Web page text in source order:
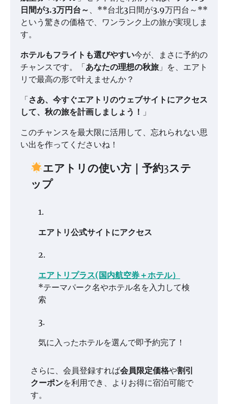
日間が3.3万円台～ 、**台北3日間が3.9万円台～**
という驚きの価格で、ワンランク上の旅が実現しま
す。
ホテルもフライトも選びやすい今が、まさに予約の
チャンスです。「あなたの理想の秋旅 」を、エアト
リで最高の形で叶えませんか？
「さあ、今すぐエアトリのウェブサイトにアクセス
して、秋の旅を計画しましょう！ 」
このチャンスを最大限に活用して、忘れられない思
い出を作ってくださいね！
エアトリの使い方｜予約3ステ
ップ
エアトリ公式サイトにアクセス
エアトリプラス(国内航空券＋ホテル）
*テーマパーク名やホテル名を入力して検
索
気に入ったホテルを選んで即予約完了！
さらに、会員登録すれば会員限定価格や割引
クーポンを利用でき、よりお得に宿泊可能で
す。